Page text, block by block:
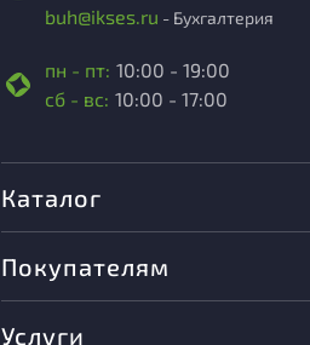
buh@ikses.ru - Бухгалтерия
пн - пт: 10:00 - 19:00
сб - вс: 10:00 - 17:00
Каталог
Покупателям
Услуги